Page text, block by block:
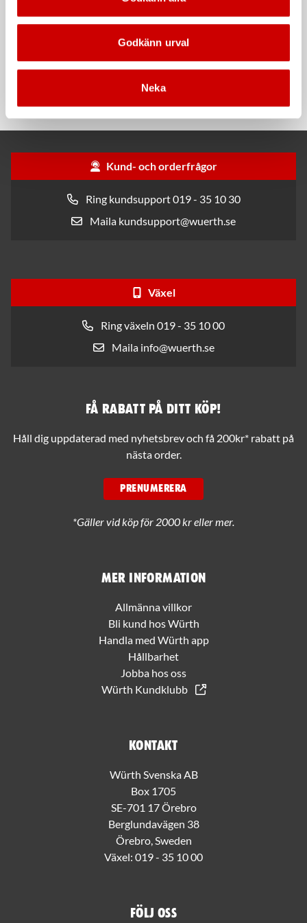
Godkänn urval
Neka
Våtservett för glasögon Stålborste
Kund- och orderfrågor
Ring kundsupport 019 - 35 10 30
Maila kundsupport@wuerth.se
Växel
Ring växeln 019 - 35 10 00
Maila info@wuerth.se
Mer information
Allmänna villkor
Bli kund hos Würth
Handla med Würth app
Hållbarhet
Jobba hos oss
Würth Kundklubb
Kontakt
Würth Svenska AB
Box 1705
SE-701 17 Örebro
Berglundavägen 38
Örebro, Sweden
Växel: 019 - 35 10 00
Följ oss
Få rabatt på ditt köp!
Håll dig uppdaterad med nyhetsbrev och få 200kr* rabatt på
nästa order.
PRENUMERERA
*Gäller vid köp för 2000 kr eller mer.